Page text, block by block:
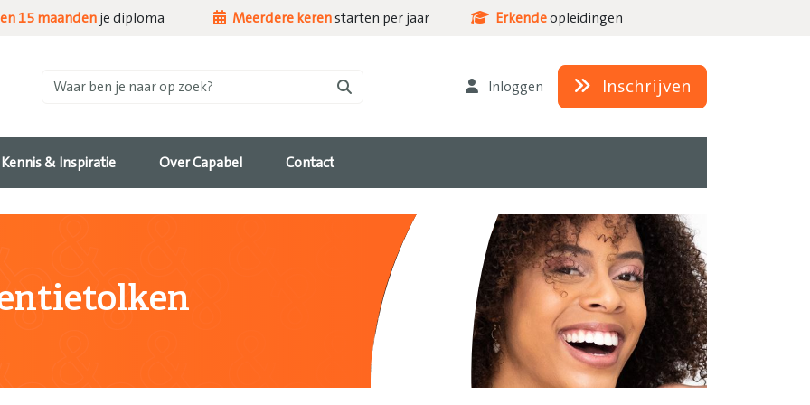
Waar ben je naar op zoek? Inloggen Inschrijven
Kennis & Inspiratie Over Capabel Contact
15 maanden je diploma Meerdere kerenstarten per jaar Erkendeopleidingen